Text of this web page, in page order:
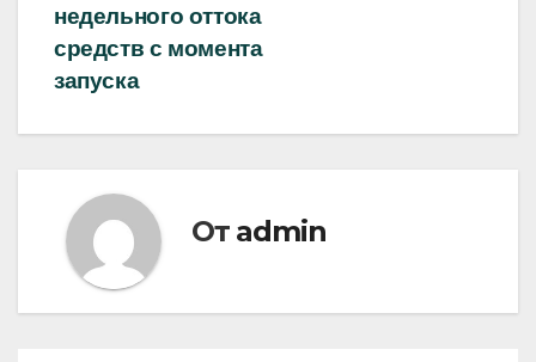
недельного оттока
средств с момента
запуска
От admin